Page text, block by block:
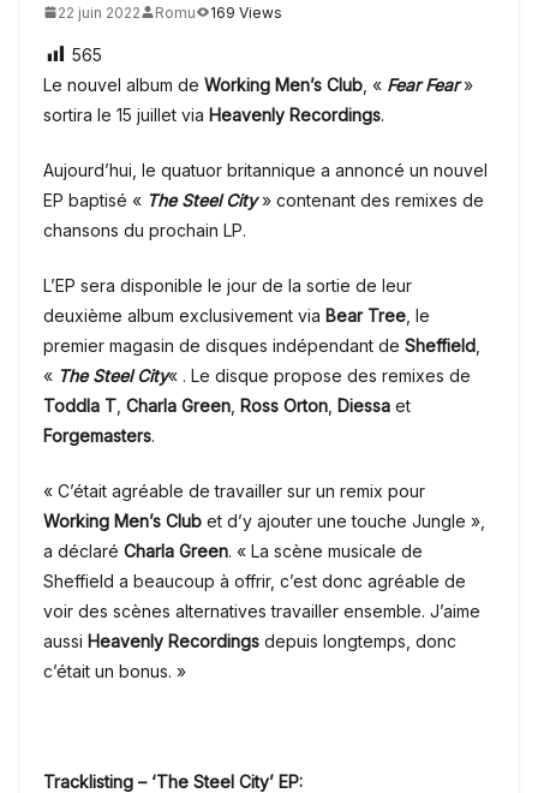
22 juin 2022 Romu 169 Views
565
Le nouvel album de Working Men’s Club , « Fear Fear»
sortira le 15 juillet via Heavenly Recordings.
Aujourd’hui, le quatuor britannique a annoncé un nouvel
EP baptisé « The Steel City» contenant des remixes de
chansons du prochain LP.
L’EP sera disponible le jour de la sortie de leur
deuxième album exclusivement via Bear Tree , le
premier magasin de disques indépendant de Sheffield
« The Steel City« . Le disque propose des remixes de
Toddla T Charla Green Ross Orton Diessa et
Forgemasters.
« C’était agréable de travailler sur un remix pour
Working Men’s Club et d’y ajouter une touche Jungle »,
a déclaré Charla Green. « La scène musicale de
Sheffield a beaucoup à offrir, c’est donc agréable de
voir des scènes alternatives travailler ensemble. J’aime
aussi Heavenly Recordings depuis longtemps, donc
c’était un bonus. »
Tracklisting – ‘The Steel City’ EP: